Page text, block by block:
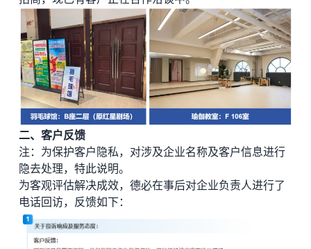
二、客户反馈
注：为保护客户隐私，对涉及企业名称及客户信息进行
隐去处理，特此说明。
为客观评估解决成效，德必在事后对企业负责人进行了
电话回访，反馈如下：